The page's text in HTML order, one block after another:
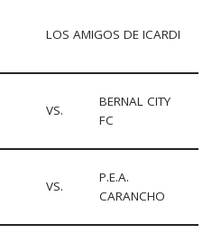
LOS AMIGOS DE ICARDI
VS.
BERNAL CITY
FC
VS.
P.E.A.
CARANCHO